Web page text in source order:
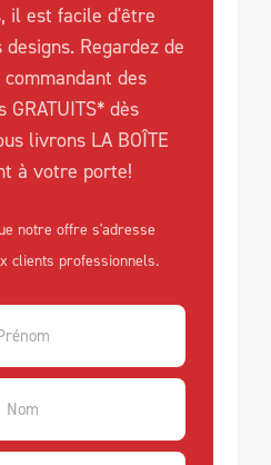
il est facile d'être
Regardez de
des
dès
livrons LA BOÎTE
à votre porte!
notre offre s'adresse
clients professionnels.